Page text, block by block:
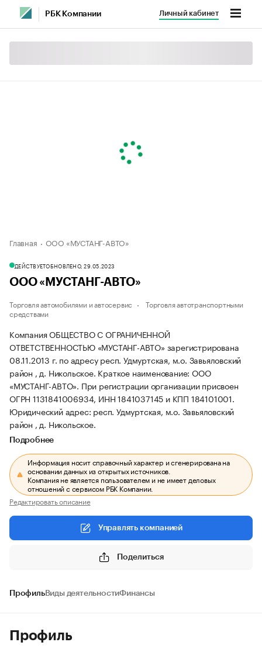
РБК Компании Личный кабинет
Главная ООО «МУСТАНГ-АВТО»
ДЕЙСТВУЕТОБНОВЛЕНО, 29.05.2023
ООО «МУСТАНГ-АВТО»
Торговля автомобилями и автосервис
Торговля автотранспортными
средствами
Компания ОБЩЕСТВО С ОГРАНИЧЕННОЙ
ОТВЕТСТВЕННОСТЬЮ «МУСТАНГ-АВТО» зарегистрирована
08.11.2013 г. по адресу респ. Удмуртская, м.о. Завьяловский
район , д. Никольское. Краткое наименование: ООО
«МУСТАНГ-АВТО». При регистрации организации присвоен
ОГРН 1131841006934, ИНН 1841037145 и КПП 184101001.
Юридический адрес: респ. Удмуртская, м.о. Завьяловский
район , д. Никольское.
Подробнее
Информация носит справочный характер и сгенерирована на
основании данных из открытых источников.
Компания не является пользователем и не имеет деловых
отношений с сервисом РБК Компании.
Редактировать описание
Управлять компанией
Поделиться
ПрофильВиды деятельностиФинансы
Профиль